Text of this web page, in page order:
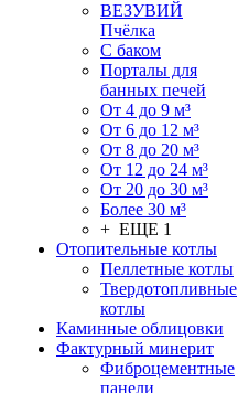
ВЕЗУВИЙ
Пчёлка
С баком
Порталы для
банных печей
От 4 до 9 м³
От 6 до 12 м³
От 8 до 20 м³
От 12 до 24 м³
От 20 до 30 м³
Более 30 м³
+ ЕЩЕ 1
Отопительные котлы
Пеллетные котлы
Твердотопливные
котлы
Каминные облицовки
Фактурный минерит
Фиброцементные
панели